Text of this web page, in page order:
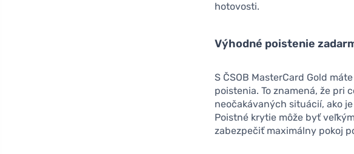
hotovosti.
Výhodné poistenie
S ČSOB MasterCard Gold
poistenia. To znamená, že pri
neočakávaných situácií, ako
Poistné krytie môže byť
zabezpečiť maximálny pokoj